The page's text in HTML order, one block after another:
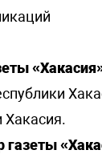
Хакасия.
газеты